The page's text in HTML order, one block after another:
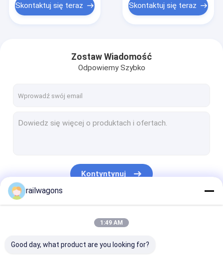
Skontaktuj się teraz Skontaktuj się teraz
Zostaw Wiadomość
Odpowiemy Szybko
Kontyntynuj
railwagons
1:49 AM
Good day, what product are you looking for?